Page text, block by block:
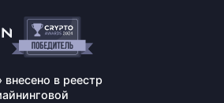
в реестр